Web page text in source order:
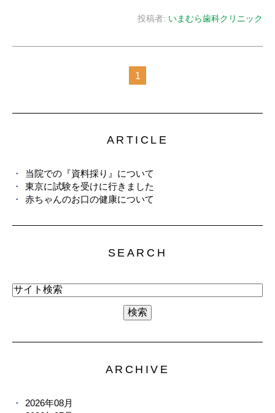
投稿者: いまむら歯科クリニック
1
ARTICLE
当院での『資料採り』について
東京に試験を受けに行きました
赤ちゃんのお口の健康について
SEARCH
ARCHIVE
2026年08月